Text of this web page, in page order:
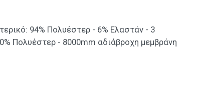
94% Πολυέστερ - 6% Ελαστάν - 3
Πολυέστερ - 8000mm αδιάβροχη μεμβράνη